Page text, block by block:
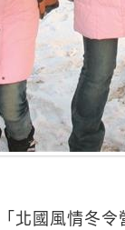
北國風情冬